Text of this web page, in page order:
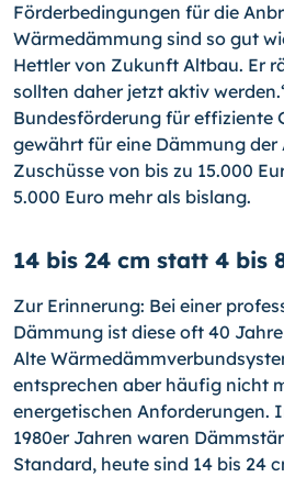
Förderbedingungen für die
Wärmedämmung sind so gut
Hettler von Zukunft Altbau. Er
sollten daher jetzt aktiv
Bundesförderung für effiziente
gewährt für eine Dämmung der
Zuschüsse von bis zu 15.000
5.000 Euro mehr als bislang.
14 bis 24 cm statt 4 bis
Zur Erinnerung: Bei einer
Dämmung ist diese oft 40
Alte
entsprechen aber häufig nicht
energetischen Anforderungen.
1980er Jahren waren
Standard, heute sind 14 bis 24